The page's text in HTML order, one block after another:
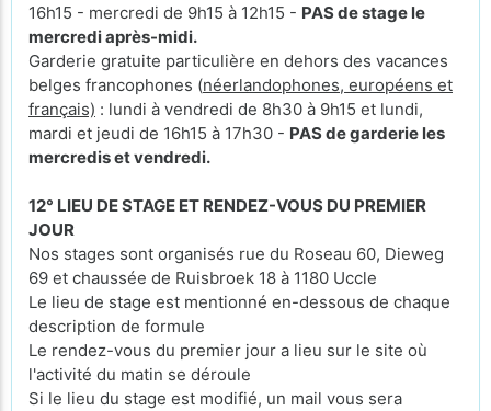
16h15 - mercredi de 9h15 à 12h15 - PAS de stage le
mercredi après-midi.
Garderie gratuite particulière en dehors des vacances
belges francophones (néerlandophones, européens et
français) : lundi à vendredi de 8h30 à 9h15 et lundi,
mardi et jeudi de 16h15 à 17h30 - PAS de garderie les
mercredis et vendredi.
12° LIEU DE STAGE ET RENDEZ-VOUS DU PREMIER
JOUR
Nos stages sont organisés rue du Roseau 60, Dieweg
69 et chaussée de Ruisbroek 18 à 1180 Uccle
Le lieu de stage est mentionné en-dessous de chaque
description de formule
Le rendez-vous du premier jour a lieu sur le site où
l'activité du matin se déroule
Si le lieu du stage est modifié, un mail vous sera